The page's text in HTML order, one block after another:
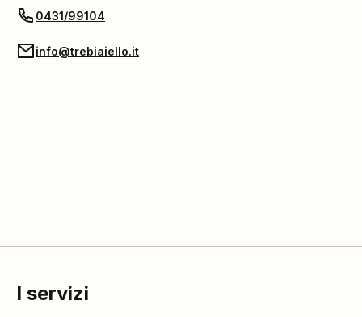
0431/99104
info@trebiaiello.it
I servizi